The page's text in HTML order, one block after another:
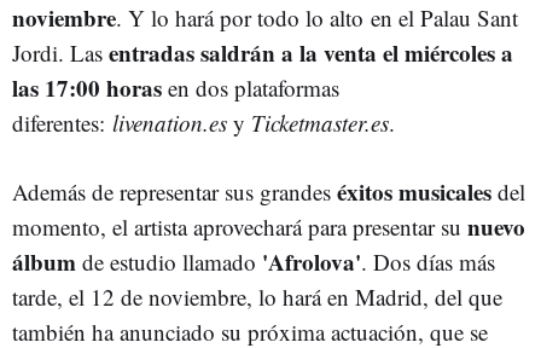
noviembre. Y lo hará por todo lo alto en el Palau Sant
Jordi. Las entradassaldrán a la venta el miércoles a
las 17:00 horas en dos plataformas
diferentes: livenation.es y Ticketmaster.es.
Además de representar sus grandes éxitos musicales del
momento, el artista aprovechará para presentar su nuevo
álbum de estudio llamado 'Afrolova'. Dos días más
tarde, el 12 de noviembre, lo hará en Madrid, del que
también ha anunciado su próxima actuación, que se